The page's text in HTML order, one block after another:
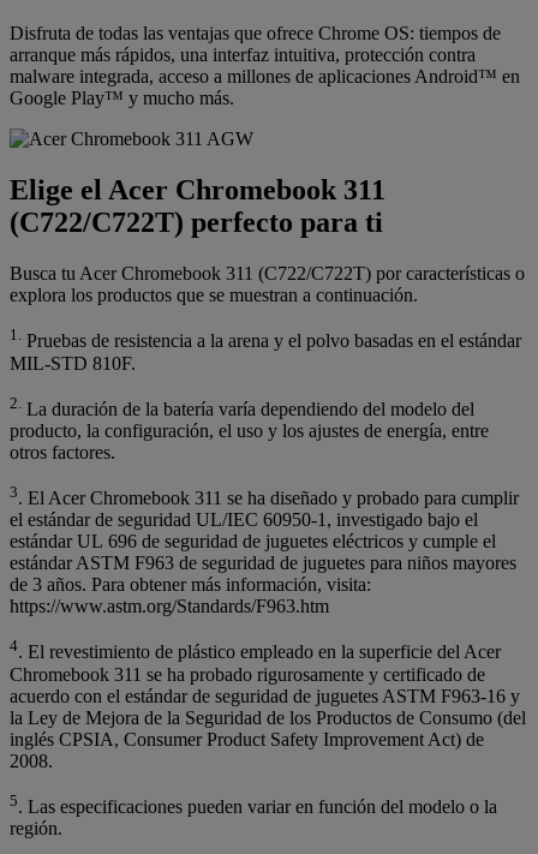
Disfruta de todas las ventajas que ofrece Chrome OS: tiempos de
arranque más rápidos, una interfaz intuitiva, protección contra
malware integrada, acceso a millones de aplicaciones Android™ en
Google Play™ y mucho más.
Elige el Acer Chromebook 311
(C722/C722T) perfecto para ti
Busca tu Acer Chromebook 311 (C722/C722T) por características o
explora los productos que se muestran a continuación.
1. Pruebas de resistencia a la arena y el polvo basadas en el estándar
MIL-STD 810F.
2. La duración de la batería varía dependiendo del modelo del
producto, la configuración, el uso y los ajustes de energía, entre
otros factores.
3. El Acer Chromebook 311 se ha diseñado y probado para cumplir
el estándar de seguridad UL/IEC 60950-1, investigado bajo el
estándar UL 696 de seguridad de juguetes eléctricos y cumple el
estándar ASTM F963 de seguridad de juguetes para niños mayores
de 3 años. Para obtener más información, visita:
https://www.astm.org/Standards/F963.htm
4. El revestimiento de plástico empleado en la superficie del Acer
Chromebook 311 se ha probado rigurosamente y certificado de
acuerdo con el estándar de seguridad de juguetes ASTM F963-16 y
la Ley de Mejora de la Seguridad de los Productos de Consumo (del
inglés CPSIA, Consumer Product Safety Improvement Act) de
2008.
5. Las especificaciones pueden variar en función del modelo o la
región.